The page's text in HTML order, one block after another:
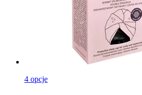
4 opcje